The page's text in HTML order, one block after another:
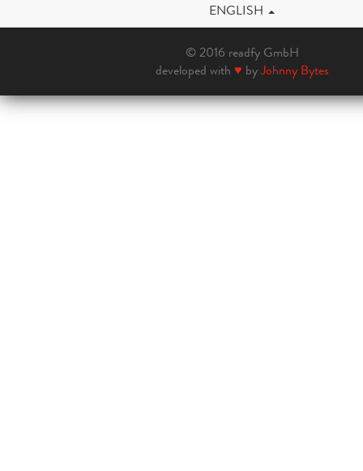
ENGLISH
© 2016 readfy GmbH
developed with ♥ byJohnny Bytes